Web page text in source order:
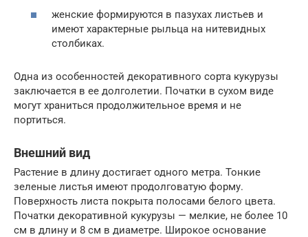
женские формируются в пазухах листьев и
имеют характерные рыльца на нитевидных
столбиках.
Одна из особенностей декоративного сорта кукурузы
заключается в ее долголетии. Початки в сухом виде
могут храниться продолжительное время и не
портиться.
Внешний вид
Растение в длину достигает одного метра. Тонкие
зеленые листья имеют продолговатую форму.
Поверхность листа покрыта полосами белого цвета.
Початки декоративной кукурузы — мелкие, не более 10
см в длину и 8 см в диаметре. Широкое основание